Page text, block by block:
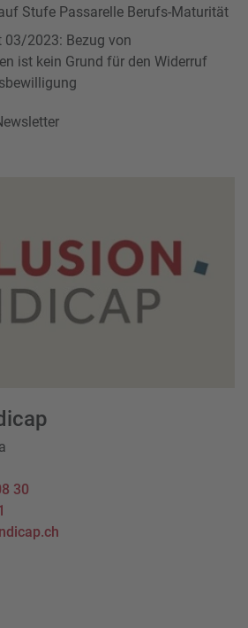
Stufe Passarelle Berufs-Maturität
03/2023: Bezug von
ist kein Grund für den Widerruf
30